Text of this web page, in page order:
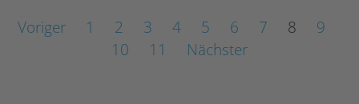
Voriger
1 2 3 4 5 6 7 8
9
10
11 Nächster